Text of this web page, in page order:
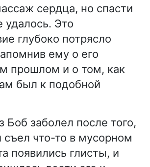
сердца, но спасти
удалось. Это
глубоко потрясло
ему о его
прошлом и о том, как
был к подобной
Боб заболел после того,
съел что-то в мусорном
появились глисты, и